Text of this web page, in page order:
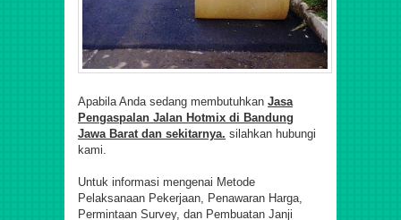
Apabila Anda sedang membutuhkan Jasa
Pengaspalan Jalan Hotmix di Bandung
Jawa Barat dan sekitarnya. silahkan hubungi
kami.
Untuk informasi mengenai Metode
Pelaksanaan Pekerjaan, Penawaran Harga,
Permintaan Survey, dan Pembuatan Janji